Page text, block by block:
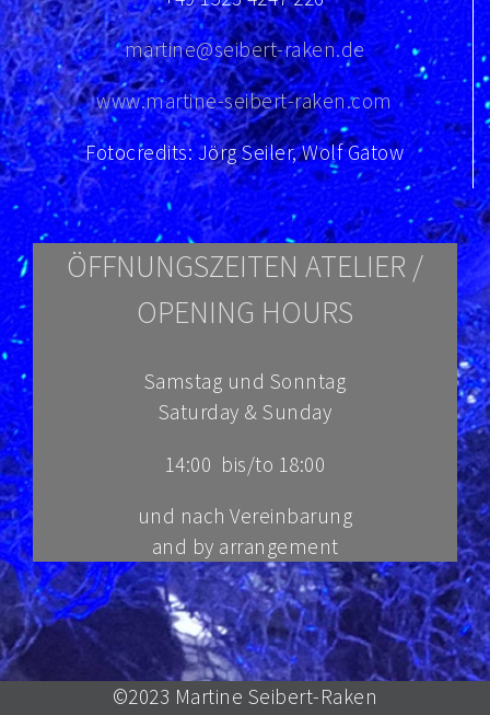
martine@seibert-raken.de
www.martine-seibert-raken.com
Fotocredits: Jörg Seiler, Wolf Gatow
ÖFFNUNGSZEITEN ATELIER /
OPENING HOURS
Samstag und Sonntag
Saturday & Sunday
14:00 bis/to 18:00
und nach Vereinbarung
and by arrangement
©2023 Martine Seibert-Raken